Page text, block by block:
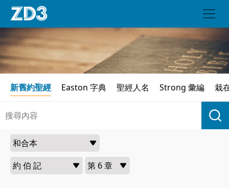
新舊約聖經 Easton 字典 聖經人名 Strong 彙編 栽